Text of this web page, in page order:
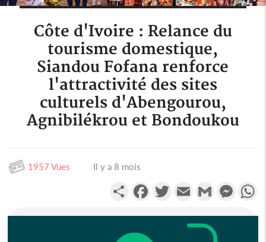
Côte d'Ivoire : Relance du
tourisme domestique,
Siandou Fofana renforce
l'attractivité des sites
culturels d'Abengourou,
Agnibilékrou et Bondoukou
1957 Vues Il y a 8 mois
PartagerFacebookTwitterEmail Gmail